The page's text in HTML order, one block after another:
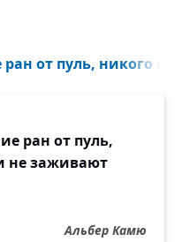
от пуль, никого не
ран от пуль,
не заживают
Альбер Камю